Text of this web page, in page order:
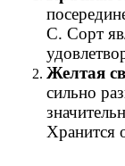
С. Сорт
Желтая
сильно
Хранится